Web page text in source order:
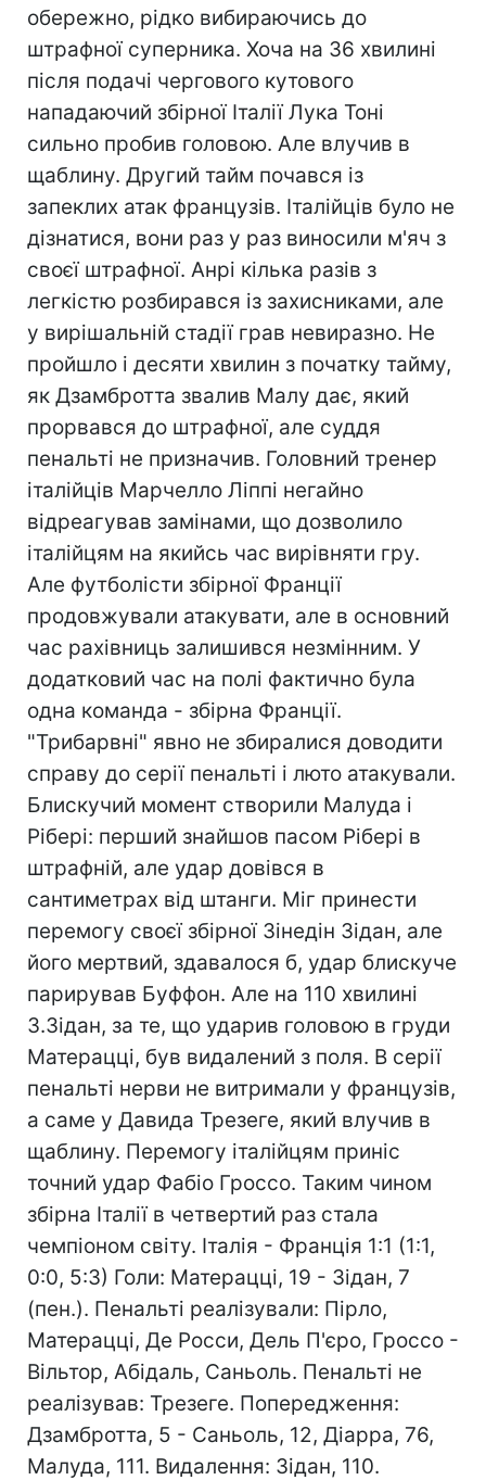
обережно, рідко вибираючись до
штрафної суперника. Хоча на 36 хвилині
після подачі чергового кутового
нападаючий збірної Італії Лука Тоні
сильно пробив головою. Але влучив в
щаблину. Другий тайм почався із
запеклих атак французів. Італійців було не
дізнатися, вони раз у раз виносили м'яч з
своєї штрафної. Анрі кілька разів з
легкістю розбирався із захисниками, але
у вирішальній стадії грав невиразно. Не
пройшло і десяти хвилин з початку тайму,
як Дзамбротта звалив Малу дає, який
прорвався до штрафної, але суддя
пенальті не призначив. Головний тренер
італійців Марчелло Ліппі негайно
відреагував замінами, що дозволило
італійцям на якийсь час вирівняти гру.
Але футболісти збірної Франції
продовжували атакувати, але в основний
час рахівниць залишився незмінним. У
додатковий час на полі фактично була
одна команда - збірна Франції.
"Трибарвні" явно не збиралися доводити
справу до серії пенальті і люто атакували.
Блискучий момент створили Малуда і
Рібері: перший знайшов пасом Рібері в
штрафній, але удар довівся в
сантиметрах від штанги. Міг принести
перемогу своєї збірної Зінедін Зідан, але
його мертвий, здавалося б, удар блискуче
парирував Буффон. Але на 110 хвилині
З.Зідан, за те, що ударив головою в груди
Матерацці, був видалений з поля. В серії
пенальті нерви не витримали у французів,
а саме у Давида Трезеге, який влучив в
щаблину. Перемогу італійцям приніс
точний удар Фабіо Гроссо. Таким чином
збірна Італії в четвертий раз стала
чемпіоном світу. Італія - Франція 1:1 (1:1,
0:0, 5:3) Голи: Матерацці, 19 - Зідан, 7
(пен.). Пенальті реалізували: Пірло,
Матерацці, Де Росси, Дель П'єро, Гроссо -
Вільтор, Абідаль, Саньоль. Пенальті не
реалізував: Трезеге. Попередження:
Дзамбротта, 5 - Саньоль, 12, Діарра, 76,
Малуда, 111. Видалення: Зідан, 110.